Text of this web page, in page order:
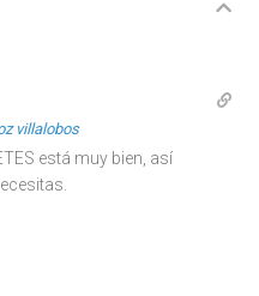
villalobos
está muy bien, así